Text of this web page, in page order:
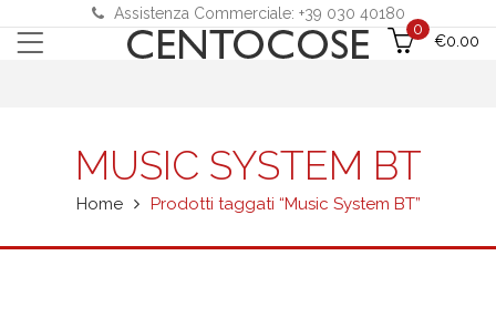
Assistenza Commerciale: +39 030 40180
0
€0.00
MUSIC SYSTEM BT
Home Prodotti taggati “Music System BT”